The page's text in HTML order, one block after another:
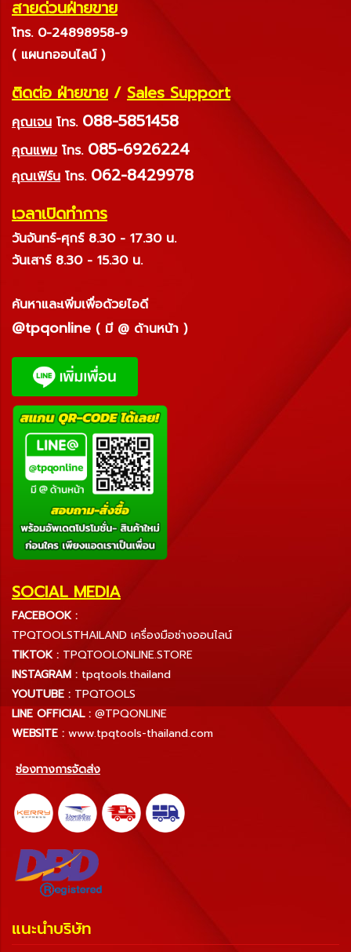
สายด่วนฝ่ายขาย
โทร. 0-24898958-9
( แผนกออนไลน์ )
ติดต่อ ฝ่ายขาย / Sales Support
คุณเจน โทร. 088-5851458
คุณแพม โทร. 085-6926224
คุณเฟิร์น โทร. 062-8429978
เวลาเปิดทำการ
วันจันทร์-ศุกร์ 8.30 - 17.30 น.
วันเสาร์ 8.30 - 15.30 น.
ค้นหาและเพิ่มเพื่อด้วยไอดี
@tpqonline ( มี @ ด้านหน้า )
SOCIAL MEDIA
FACEBOOK :
TPQTOOLSTHAILAND เครื่องมือช่างออนไลน์
TIKTOK : TPQTOOLONLINE.STORE
INSTAGRAM : tpqtools.thailand
YOUTUBE : TPQTOOLS
LINE OFFICIAL : @TPQONLINE
WEBSITE : www.tpqtools-thailand.com
ช่องทางการจัดส่ง
แนะนำบริษัท